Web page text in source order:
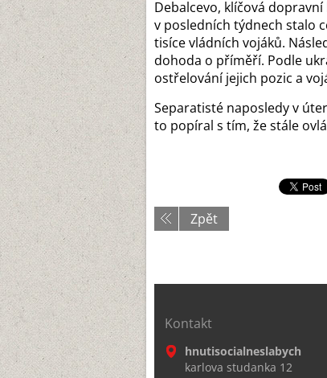
Debalcevo, klíčová
v posledních týdnech stalo
tisíce vládních vojáků.
dohoda o příměří. Podle
ostřelování jejich pozic a
Separatisté naposledy v
to popíral s tím, že stále
Zpět
Kontakt
hnutisocialneslabych
karlova studanka 12